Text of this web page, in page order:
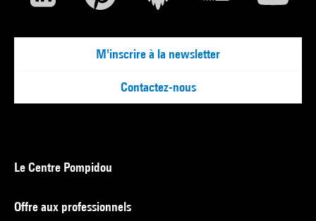
M'inscrire à la newsletter
Contactez-nous
Le Centre Pompidou
Offre aux professionnels